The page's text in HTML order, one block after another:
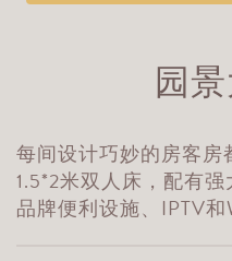
园
每间设计巧妙的房客房
1.5*2米双人床，配有
品牌便利设施、IPTV和